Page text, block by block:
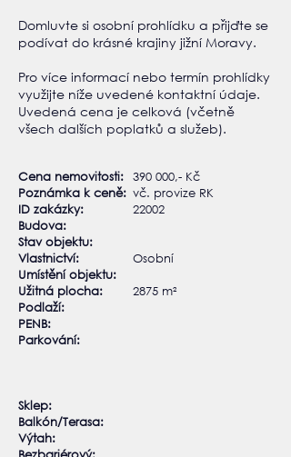
Domluvte si osobní prohlídku a přijďte se
podívat do krásné krajiny jižní Moravy.
Pro více informací nebo termín prohlídky
využijte níže uvedené kontaktní údaje.
Uvedená cena je celková (včetně
všech dalších poplatků a služeb).
Cena nemovitosti:​
Poznámka k ceně:
ID zakázky:
Budova:
Stav objektu:
Vlastnictví:
Umístění objektu:
Užitná plocha:
Podlaží:
PENB:
Parkování:
390 000,- Kč
vč. provize RK
22002
Osobní
2875 m²
Sklep:​
Balkón/Terasa:
Výtah: